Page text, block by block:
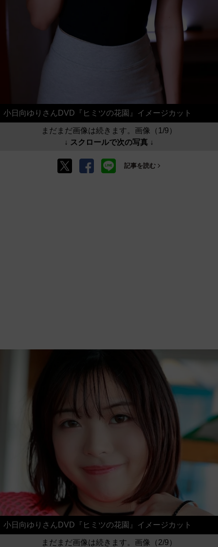
小日向ゆりさんDVD『ヒミツの花園』イメージカット
まだまだ画像は続きます。画像（1/9）
↓ スクロールで次の写真 ↓
記事を読む
小日向ゆりさんDVD『ヒミツの花園』イメージカット
まだまだ画像は続きます。画像（2/9）